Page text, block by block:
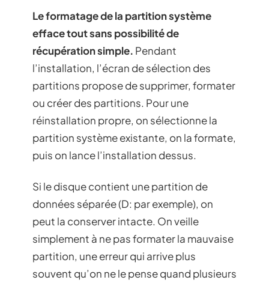
Le formatage de la partition système
efface tout sans possibilité de
récupération simple. Pendant
l’installation, l’écran de sélection des
partitions propose de supprimer, formater
ou créer des partitions. Pour une
réinstallation propre, on sélectionne la
partition système existante, on la formate,
puis on lance l’installation dessus.
Si le disque contient une partition de
données séparée (D: par exemple), on
peut la conserver intacte. On veille
simplement à ne pas formater la mauvaise
partition, une erreur qui arrive plus
souvent qu’on ne le pense quand plusieurs